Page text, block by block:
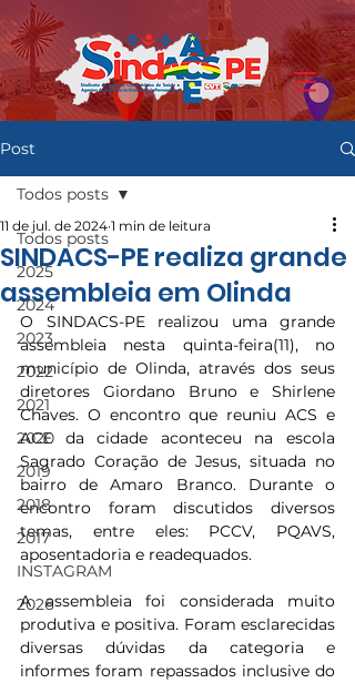
Post
Todos posts
2025
2024
2023
2022
2021
2020
2019
2018
2017
INSTAGRAM
2026
Todos posts
SINDACS-PE realiza grande
assembleia em Olinda
11 de jul. de 2024 1 min de leitura
O SINDACS-PE realizou uma grande
assembleia nesta quinta-feira(11), no
município de Olinda, através dos seus
diretores Giordano Bruno e Shirlene
Chaves. O encontro que reuniu ACS e
ACE da cidade aconteceu na escola
Sagrado Coração de Jesus, situada no
bairro de Amaro Branco. Durante o
encontro foram discutidos diversos
temas, entre eles: PCCV, PQAVS,
aposentadoria e readequados.
A assembleia foi considerada muito
produtiva e positiva. Foram esclarecidas
diversas dúvidas da categoria e
informes foram repassados inclusive do